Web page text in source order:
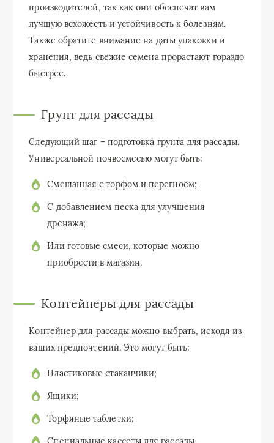
производителей, так как они обеспечат вам
лучшую всхожесть и устойчивость к болезням.
Также обратите внимание на даты упаковки и
хранения, ведь свежие семена прорастают гораздо
быстрее.
Грунт для рассады
Следующий шаг – подготовка грунта для рассады.
Универсальной почвосмесью могут быть:
Смешанная с торфом и перегноем;
С добавлением песка для улучшения
дренажа;
Или готовые смеси, которые можно
приобрести в магазин.
Контейнеры для рассады
Контейнер для рассады можно выбрать, исходя из
ваших предпочтений. Это могут быть:
Пластиковые стаканчики;
Ящики;
Торфяные таблетки;